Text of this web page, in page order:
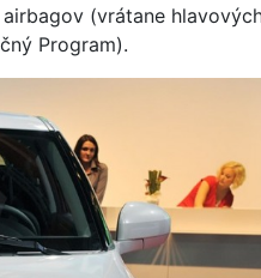
(vrátane
Program).